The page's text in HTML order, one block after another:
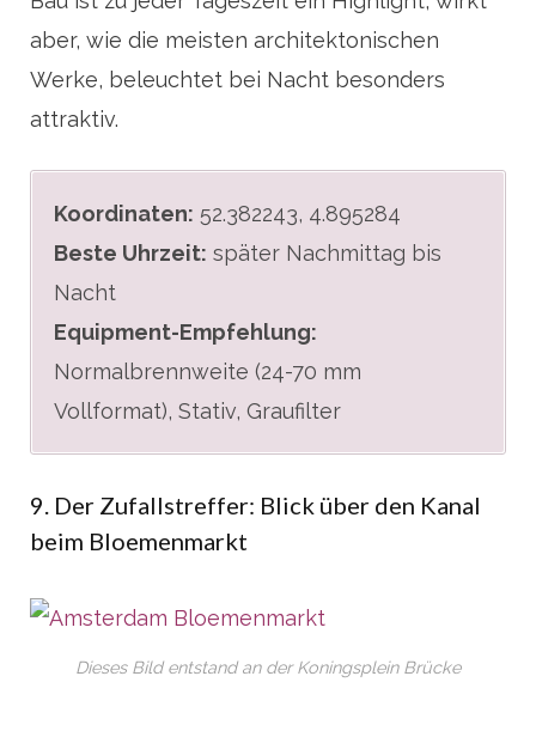
aber, wie die meisten architektonischen
Werke, beleuchtet bei Nacht besonders
attraktiv.
Koordinaten: 52.382243, 4.895284
Beste Uhrzeit: später Nachmittag bis
Nacht
Equipment-Empfehlung:
Normalbrennweite (24-70 mm
Vollformat), Stativ, Graufilter
9. Der Zufallstreffer: Blick über den Kanal
beim Bloemenmarkt
Dieses Bild entstand an der Koningsplein Brücke